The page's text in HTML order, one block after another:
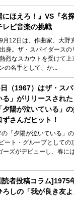
にほえろ！』VS『名
レビ音楽の挑戦
月12日は、作曲家、大野
身。ザ・スパイダースの
烈なスカウトを受け
名手として、か...
（1967）はザ・ス
る」がリリースされ
夕陽が泣いている」
ずさんだヒット！
「夕陽が泣いている」
ート・グループとしての
ズがデビューし、春に
者投稿コラム]1975
ろしの「我が良き友